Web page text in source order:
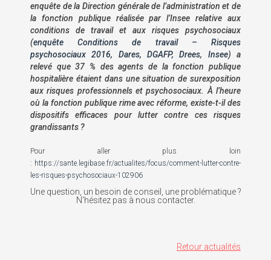
enquête de la Direction générale de l’administration et de
la fonction publique réalisée par l’Insee relative aux
conditions de travail et aux risques psychosociaux
(enquête Conditions de travail – Risques
psychosociaux 2016, Dares, DGAFP, Drees, Insee) a
relevé que 37 % des agents de la fonction publique
hospitalière étaient dans une situation de surexposition
aux risques professionnels et psychosociaux. À l’heure
où la fonction publique rime avec réforme, existe-t-il des
dispositifs efficaces pour lutter contre ces risques
grandissants ?
Pour aller plus loin
: https://sante.legibase.fr/actualites/focus/comment-lutter-contre-
les-risques-psychosociaux-102906
Une question, un besoin de conseil, une problématique ?
N'hésitez pas à nous contacter.
Retour actualités